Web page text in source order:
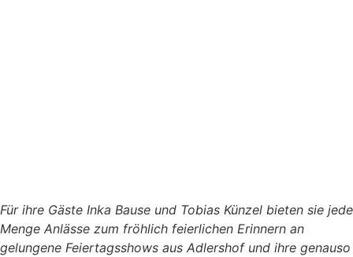
Für ihre Gäste Inka Bause und Tobias Künzel bieten sie jede
Menge Anlässe zum fröhlich feierlichen Erinnern an
gelungene Feiertagsshows aus Adlershof und ihre genauso